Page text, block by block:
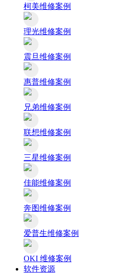
柯美维修案例
理光维修案例
震旦维修案例
惠普维修案例
兄弟维修案例
联想维修案例
三星维修案例
佳能维修案例
奔图维修案例
爱普生维修案例
OKI 维修案例
软件资源